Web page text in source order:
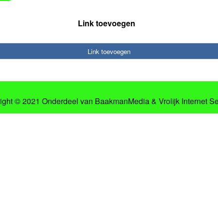
Link toevoegen
Link toevoegen
© 2021 Onderdeel van BaakmanMedia& Vrolijk Internet